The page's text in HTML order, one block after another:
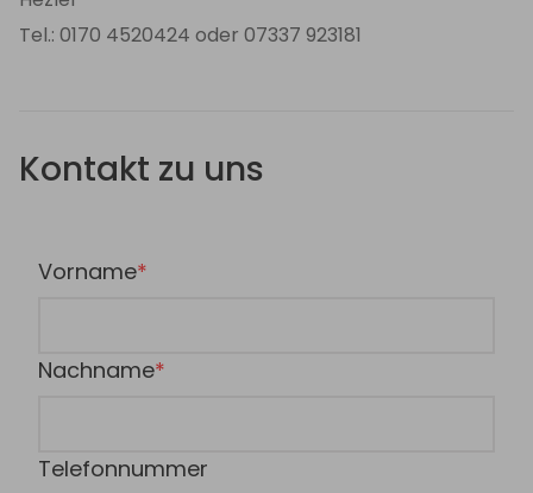
Tel.: 0170 4520424 oder 07337 923181
Kontakt zu uns
Vorname
Nachname
Telefonnummer